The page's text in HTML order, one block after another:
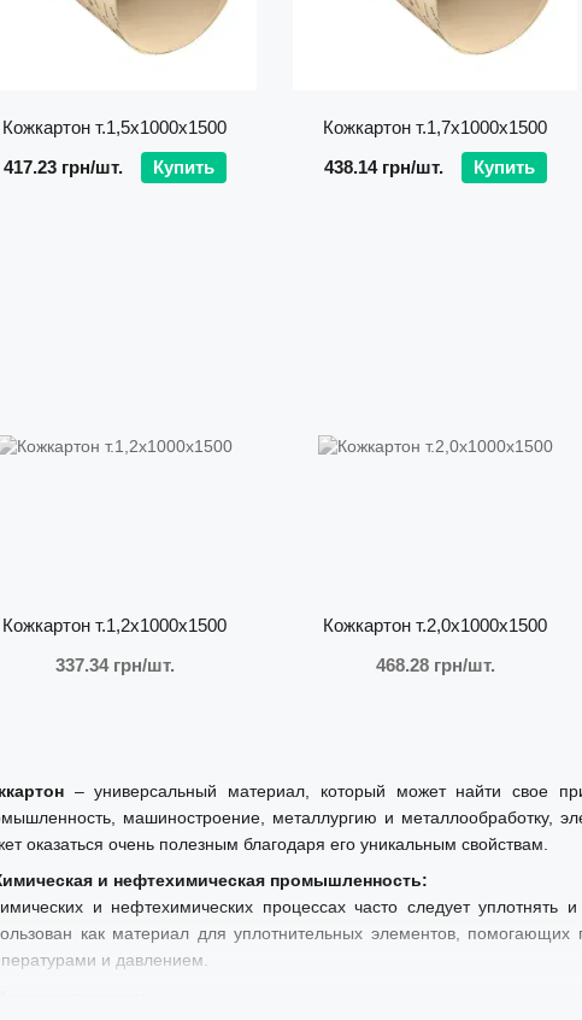
– универсальный материал, который может найти свое
машиностроение, металлургию и металлообработку,
оказаться очень полезным благодаря его уникальным свойствам.
и нефтехимическая промышленность:
и нефтехимических процессах часто следует уплотнять
как материал для уплотнительных элементов,
и давлением.
Кожкартон т.1,5х1000х1500
417.23 грн/шт.
Купить
Кожкартон т.1,7х1000х1500
438.14 грн/шт.
Купить
Кожкартон т.1,2х1000х1500
337.34 грн/шт.
Кожкартон т.2,0х1000х1500
468.28 грн/шт.